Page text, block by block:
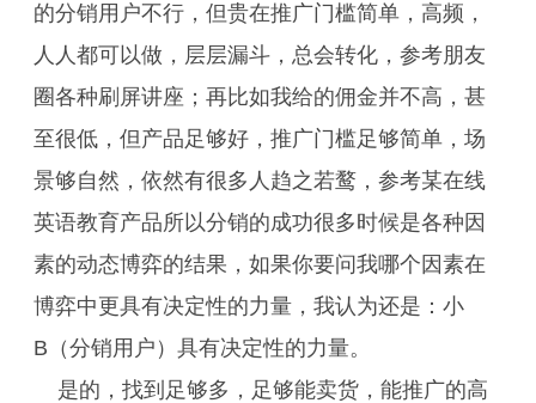
的分销用户不行，但贵在推广门槛简单，高频，
人人都可以做，层层漏斗，总会转化，参考朋友
圈各种刷屏讲座；再比如我给的佣金并不高，甚
至很低，但产品足够好，推广门槛足够简单，场
景够自然，依然有很多人趋之若鹜，参考某在线
英语教育产品所以分销的成功很多时候是各种因
素的动态博弈的结果，如果你要问我哪个因素在
博弈中更具有决定性的力量，我认为还是：小
B（分销用户）具有决定性的力量。
是的，找到足够多，足够能卖货，能推广的高